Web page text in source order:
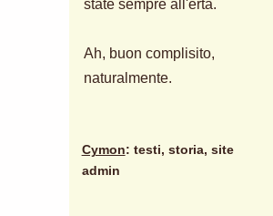
state sempre all'erta.
Ah, buon complisito,
naturalmente.
Cymon: testi, storia, site
admin